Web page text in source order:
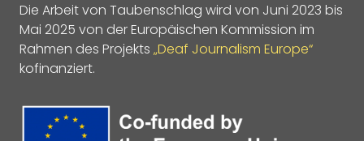
Die Arbeit von Taubenschlag wird von Juni 2023 bis
Mai 2025 von der Europäischen Kommission im
Rahmen des Projekts „Deaf Journalism Europe“
kofinanziert.